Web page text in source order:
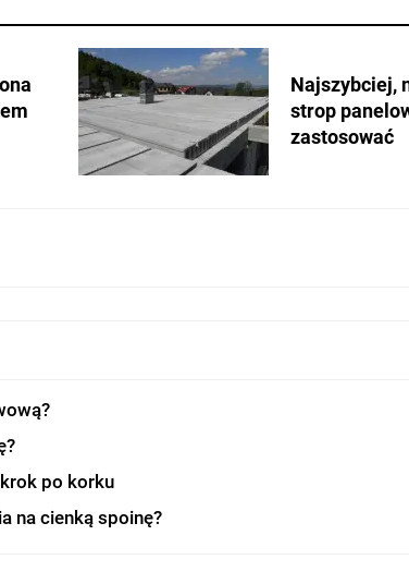
Najszybciej,
strop
zastosować
po korku
na cienką spoinę?